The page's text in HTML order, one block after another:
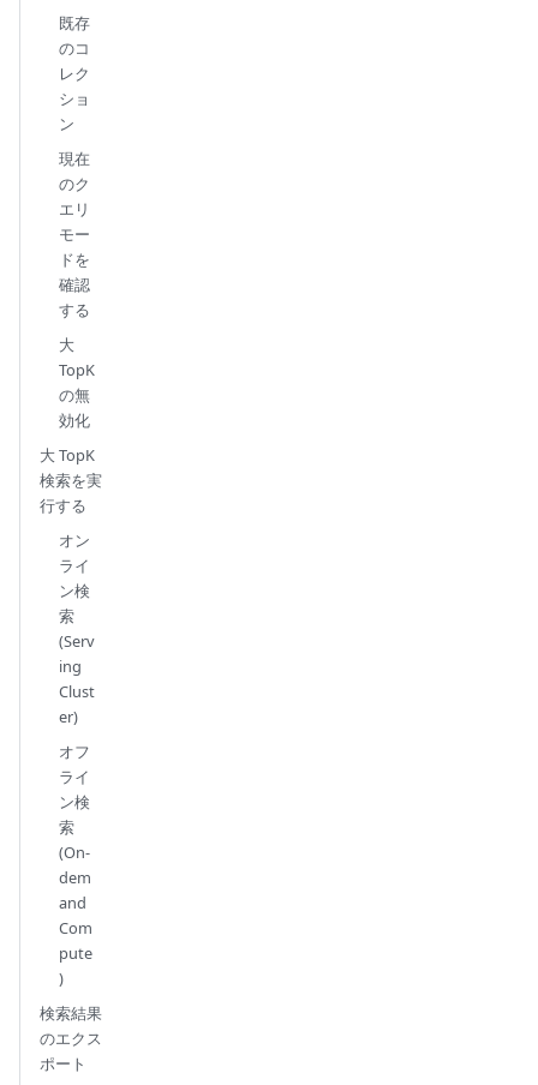
既存
のコ
レク
ショ
ン
現在
のク
エリ
モー
ドを
確認
する
大
TopK
の無
効化
大 TopK
検索を実
行する
オン
ライ
ン検
索
(Serv
ing
Clust
er)
オフ
ライ
ン検
索
(On-
dem
and
Com
pute
)
検索結果
のエクス
ポート